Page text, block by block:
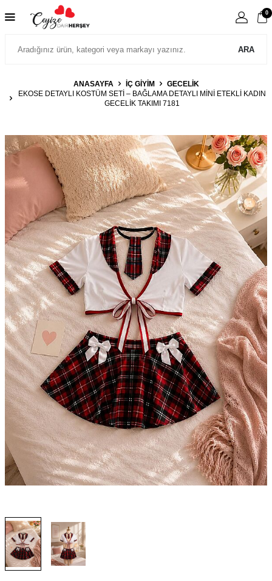
ARA
0
ANASAYFA İÇ GIYIM
GECELIK
EKOSE DETAYLI KOSTÜM SETI – BAĞLAMA DETAYLI MINI ETEKLI KADIN
GECELIK TAKIMI 7181